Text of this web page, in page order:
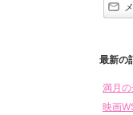
最新の
満月
映画